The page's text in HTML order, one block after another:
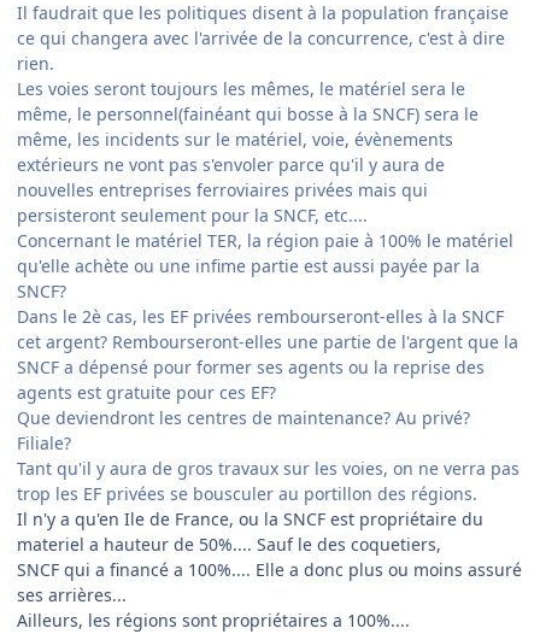
Il faudrait que les politiques disent à la population française
ce qui changera avec l'arrivée de la concurrence, c'est à dire
rien.
Les voies seront toujours les mêmes, le matériel sera le
même, le personnel(fainéant qui bosse à la SNCF) sera le
même, les incidents sur le matériel, voie, évènements
extérieurs ne vont pas s'envoler parce qu'il y aura de
nouvelles entreprises ferroviaires privées mais qui
persisteront seulement pour la SNCF, etc....
Concernant le matériel TER, la région paie à 100% le matériel
qu'elle achète ou une infime partie est aussi payée par la
SNCF?
Dans le 2è cas, les EF privées rembourseront-elles à la SNCF
cet argent? Rembourseront-elles une partie de l'argent que la
SNCF a dépensé pour former ses agents ou la reprise des
agents est gratuite pour ces EF?
Que deviendront les centres de maintenance? Au privé?
Filiale?
Tant qu'il y aura de gros travaux sur les voies, on ne verra pas
trop les EF privées se bousculer au portillon des régions.
Il n'y a qu'en Ile de France, ou la SNCF est propriétaire du
materiel a hauteur de 50%.... Sauf le des coquetiers,
SNCF qui a financé a 100%.... Elle a donc plus ou moins assuré
ses arrières...
Ailleurs, les régions sont propriétaires a 100%....